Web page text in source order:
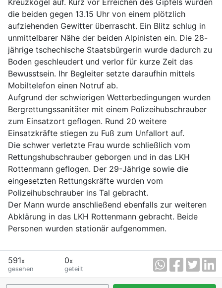
Kreuzkogel auf. Kurz vor Erreichen des Gipfels wurden
die beiden gegen 13.15 Uhr von einem plötzlich
aufziehenden Gewitter überrascht. Ein Blitz schlug in
unmittelbarer Nähe der beiden Alpinisten ein. Die 28-
jährige tschechische Staatsbürgerin wurde dadurch zu
Boden geschleudert und verlor für kurze Zeit das
Bewusstsein. Ihr Begleiter setzte daraufhin mittels
Mobiltelefon einen Notruf ab.
Aufgrund der schwierigen Wetterbedingungen wurden
Bergrettungssanitäter mit einem Polizeihubschrauber
zum Einsatzort geflogen. Rund 20 weitere
Einsatzkräfte stiegen zu Fuß zum Unfallort auf.
Die schwer verletzte Frau wurde schließlich vom
Rettungshubschrauber geborgen und in das LKH
Rottenmann geflogen. Der 29-Jährige sowie die
eingesetzten Rettungskräfte wurden vom
Polizeihubschrauber ins Tal gebracht.
Der Mann wurde anschließend ebenfalls zur weiteren
Abklärung in das LKH Rottenmann gebracht. Beide
Personen wurden stationär aufgenommen.
591x
gesehen
0x
geteilt